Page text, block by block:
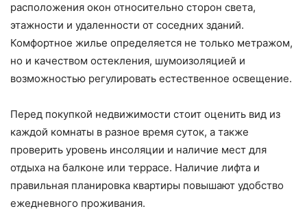
расположения окон относительно сторон света,
этажности и удаленности от соседних зданий.
Комфортное жилье определяется не только метражом,
но и качеством остекления, шумоизоляцией и
возможностью регулировать естественное освещение.
Перед покупкой недвижимости стоит оценить вид из
каждой комнаты в разное время суток, а также
проверить уровень инсоляции и наличие мест для
отдыха на балконе или террасе. Наличие лифта и
правильная планировка квартиры повышают удобство
ежедневного проживания.